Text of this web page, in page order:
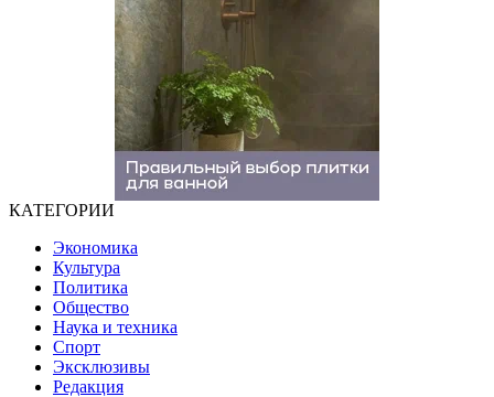
КАТЕГОРИИ
Экономика
Культура
Политика
Общество
Наука и техника
Спорт
Эксклюзивы
Редакция